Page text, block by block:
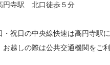
円寺駅 北口徒歩５分
・祝日の中央線快速は高円寺駅
お越しの際は公共交通機関をご利